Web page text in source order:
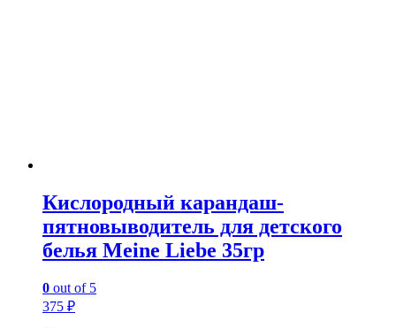
Кислородный карандаш-
пятновыводитель для детского
белья Meine Liebe 35гр
0 out of 5
375 ₽